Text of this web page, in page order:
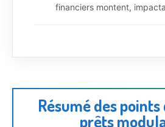
financiers montent,
Résumé des
prêts